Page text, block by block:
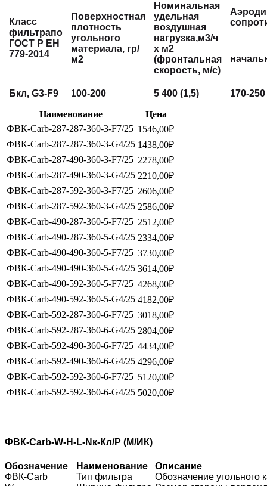
Класс
фильтрапо
ГОСТ Р ЕН
779-2014
Поверхностная
плотность
угольного
материала, гр/
м2
Номинальная
удельная
воздушная
нагрузка,м3/ч
х м2
(фронтальная
скорость, м/с)
Бкл, G3-F9 100-200 5 400 (1,5) 170-250
Наименование
Цена
ФВК-Carb-287-287-360-3-F7/25 1546,00₽
ФВК-Carb-287-287-360-3-G4/25 1438,00₽
ФВК-Carb-287-490-360-3-F7/25 2278,00₽
ФВК-Carb-287-490-360-3-G4/25 2210,00₽
ФВК-Carb-287-592-360-3-F7/25 2606,00₽
ФВК-Carb-287-592-360-3-G4/25 2586,00₽
ФВК-Carb-490-287-360-5-F7/25 2512,00₽
ФВК-Carb-490-287-360-5-G4/25 2334,00₽
ФВК-Carb-490-490-360-5-F7/25 3730,00₽
ФВК-Carb-490-490-360-5-G4/25 3614,00₽
ФВК-Carb-490-592-360-5-F7/25 4268,00₽
ФВК-Carb-490-592-360-5-G4/25 4182,00₽
ФВК-Carb-592-287-360-6-F7/25 3018,00₽
ФВК-Carb-592-287-360-6-G4/25 2804,00₽
ФВК-Carb-592-490-360-6-F7/25 4434,00₽
ФВК-Carb-592-490-360-6-G4/25 4296,00₽
ФВК-Carb-592-592-360-6-F7/25 5120,00₽
ФВК-Carb-592-592-360-6-G4/25 5020,00₽
Ф ВК-Carb-W-H-L-N к-Кл/Р (М/И К)
Обозначение Наименование Описание
ФВК-Carb
Тип фильтра
Обозначение угольного